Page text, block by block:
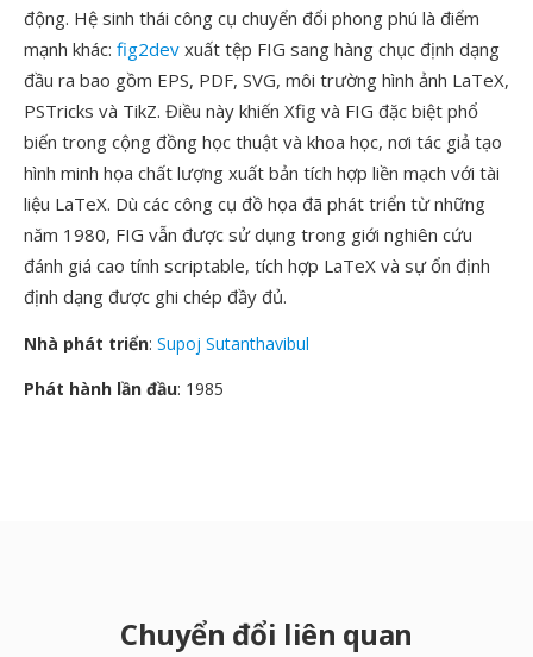
động. Hệ sinh thái công cụ chuyển đổi phong phú là điểm
mạnh khác: fig2dev xuất tệp FIG sang hàng chục định dạng
đầu ra bao gồm EPS, PDF, SVG, môi trường hình ảnh LaTeX,
PSTricks và TikZ. Điều này khiến Xfig và FIG đặc biệt phổ
biến trong cộng đồng học thuật và khoa học, nơi tác giả tạo
hình minh họa chất lượng xuất bản tích hợp liền mạch với tài
liệu LaTeX. Dù các công cụ đồ họa đã phát triển từ những
năm 1980, FIG vẫn được sử dụng trong giới nghiên cứu
đánh giá cao tính scriptable, tích hợp LaTeX và sự ổn định
định dạng được ghi chép đầy đủ.
Nhà phát triển: Supoj Sutanthavibul
Phát hành lần đầu: 1985
Chuyển đổi liên quan